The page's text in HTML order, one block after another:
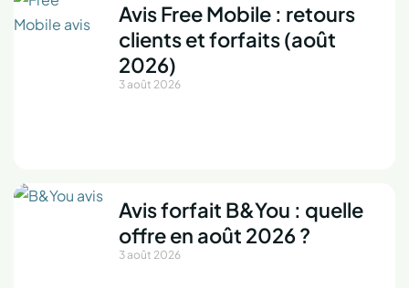
Avis Free Mobile : retours
clients et forfaits (août
2026)
3 août 2026
Avis forfait B&You : quelle
offre en août 2026 ?
3 août 2026